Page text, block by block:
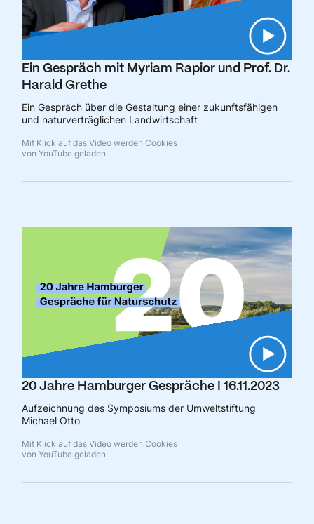
Ein Gespräch mit Myriam Rapior und Prof. Dr.
Harald Grethe
Ein Gespräch über die Gestaltung einer zukunftsfähigen
und naturverträglichen Landwirtschaft
Mit Klick auf das Video werden Cookies
von YouTube geladen.
20 Jahre Hamburger Gespräche I 16.11.2023
Aufzeichnung des Symposiums der Umweltstiftung
Michael Otto
Mit Klick auf das Video werden Cookies
von YouTube geladen.